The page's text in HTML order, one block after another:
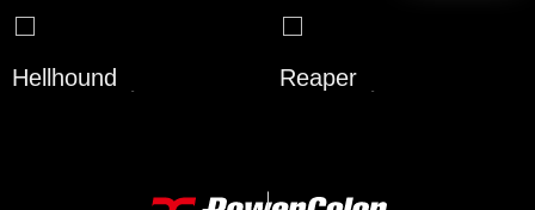
Reaper ALPHYN